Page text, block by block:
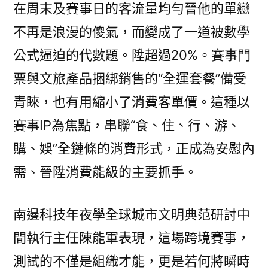
在周末及賽事日的客流量均勻晉他的單戀
不再是浪漫的傻氣，而變成了一道被數學
公式逼迫的代數題。陞超過20%。賽事門
票與文旅產品捆綁銷售的“全運套餐”備受
青睞，也有用縮小了消費客單價。這種以
賽事IP為焦點，串聯“食、住、行、游、
購、娛”全鏈條的消費形式，正成為安慰內
需、晉陞消費能級的主要抓手。
南邊科技年夜學全球城市文明典范研討中
間執行主任陳能軍表現，這場跨境賽事，
測試的不僅是組織才能，更是若何將瞬時